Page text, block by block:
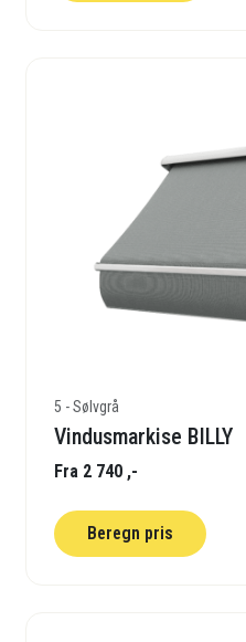
5 - Sølvgrå
Vindusmarkise BILLY
Fra 2 740 ,-
Beregn pris